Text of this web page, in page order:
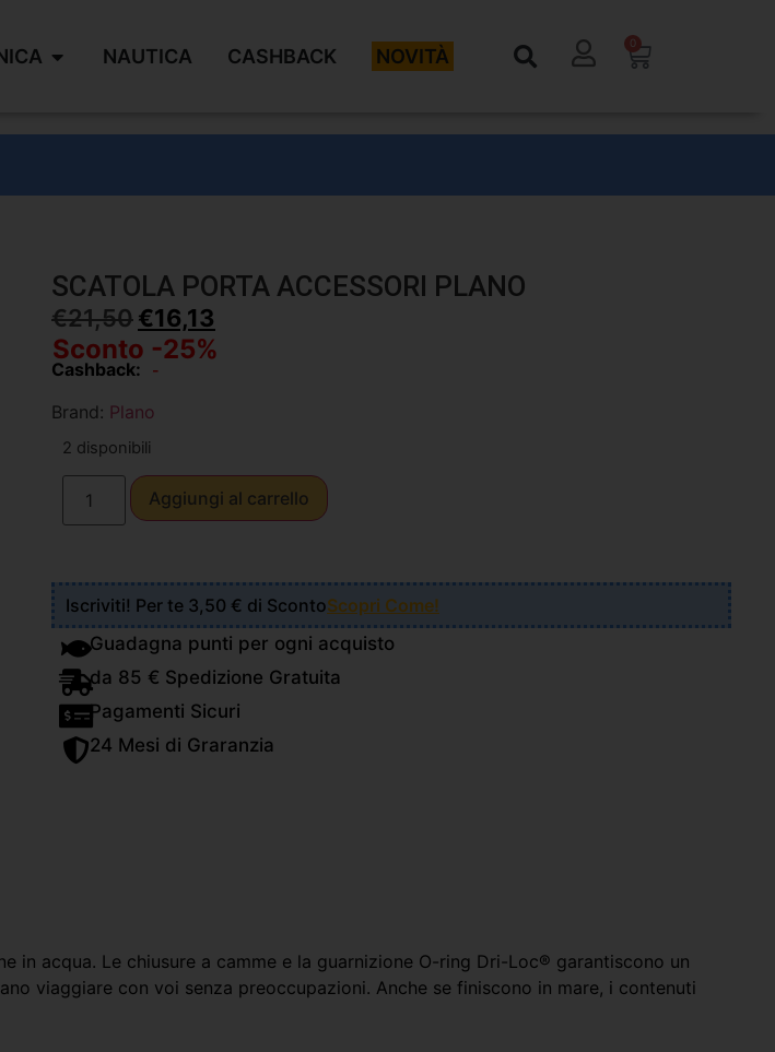
NAUTICA CASHBACK NOVITÀ
0
SCATOLA PORTA ACCESSORI PLANO
€21,50€16,13
Sconto -25%
Cashback: -
Brand: Plano
2 disponibili
Aggiungi al carrello
Iscriviti! Per te 3,50 € di ScontoScopri Come!
Guadagna punti per ogni acquisto
da 85 € Spedizione Gratuita
Pagamenti Sicuri
24 Mesi di Graranzia
in acqua. Le chiusure a camme e la guarnizione O-ring Dri-Loc® garantiscono un
viaggiare con voi senza preoccupazioni. Anche se finiscono in mare, i contenuti